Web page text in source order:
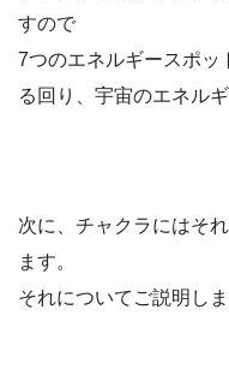
すので
7つのエネルギースポッ
る回り、宇宙のエネル
次に、チャクラにはそ
ます。
それについてご説明しま